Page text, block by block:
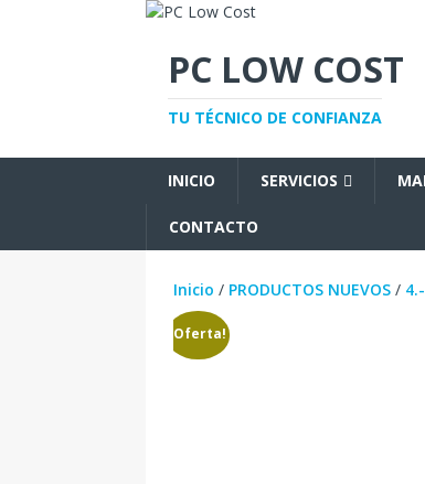
PC LOW COST
TU TÉCNICO DE CONFIANZA
INICIO SERVICIOS
CONTACTO
Inicio / PRODUCTOS NUEVOS /
¡Oferta!